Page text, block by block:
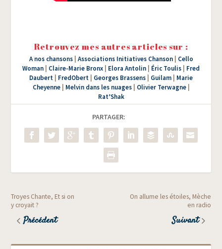
Retrouvez mes autres articles sur :
A nos chansons| Associations Initiatives Chanson| Cello
Woman
Claire-Marie Bronx Elora Antolin Éric Toulis
Fred
Daubert
FredObert Georges Brassens Guilam
Marie
Cheyenne| Melvin dans les nuages| Olivier Terwagne|
Rat’Shak
PARTAGER:
Troyes Chante, Et si on
y croyait ?
Précédent
On allume les étoiles, Mèche
en radio
Suivant